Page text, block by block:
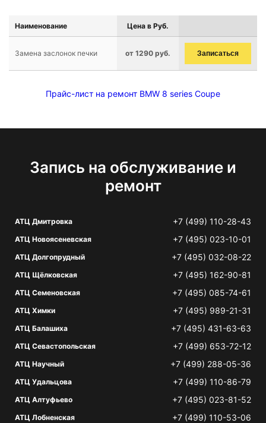
Наименование Цена в Руб.
Замена заслонок печки от 1290 руб. Записаться
Прайс-лист на ремонт BMW 8 series Coupe
Запись на обслуживание и
ремонт
АТЦ Дмитровка +7 (499) 110-28-43
АТЦ Новоясеневская +7 (495) 023-10-01
АТЦ Долгопрудный +7 (495) 032-08-22
АТЦ Щёлковская +7 (495) 162-90-81
АТЦ Семеновская +7 (495) 085-74-61
АТЦ Химки +7 (495) 989-21-31
АТЦ Балашиха +7 (495) 431-63-63
АТЦ Севастопольская +7 (499) 653-72-12
АТЦ Научный +7 (499) 288-05-36
АТЦ Удальцова +7 (499) 110-86-79
АТЦ Алтуфьево +7 (495) 023-81-52
АТЦ Лобненская +7 (499) 110-53-06